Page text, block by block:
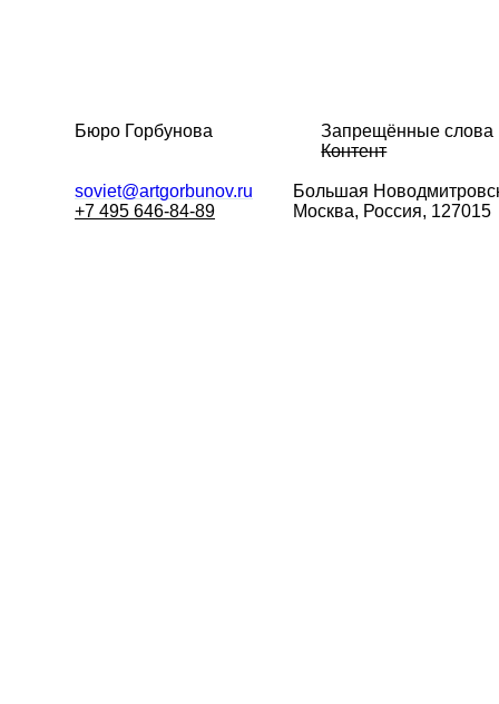
Бюро Горбунова
Запрещённые слова
Контент
soviet@artgorbunov.ru
+7 495 646-84-89
Большая
Москва, Россия, 127015